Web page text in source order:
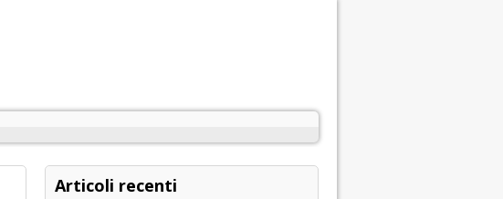
Articoli recenti